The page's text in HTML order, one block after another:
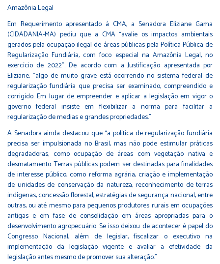
Amazônia Legal
Em Requerimento apresentado à CMA, a Senadora Eliziane Gama
(CIDADANIA-MA) pediu que a CMA “avalie os impactos ambientais
gerados pela ocupação ilegal de áreas públicas pela Política Pública de
Regularização Fundiária, com foco especial na Amazônia Legal, no
exercício de 2022”. De acordo com a Justificação apresentada por
Eliziane, “algo de muito grave está ocorrendo no sistema federal de
regularização fundiária que precisa ser examinado, compreendido e
corrigido. Em lugar de empreender e aplicar a legislação em vigor o
governo federal insiste em flexibilizar a norma para facilitar a
regularização de medias e grandes propriedades.”
A Senadora ainda destacou que “a política de regularização fundiária
precisa ser impulsionada no Brasil, mas não pode estimular práticas
degradadoras, como ocupação de áreas com vegetação nativa e
desmatamento. Terras públicas podem ser destinadas para finalidades
de interesse público, como reforma agrária, criação e implementação
de unidades de conservação da natureza, reconhecimento de terras
indígenas, concessão florestal, estratégias de segurança nacional, entre
outras, ou até mesmo para pequenos produtores rurais em ocupações
antigas e em fase de consolidação em áreas apropriadas para o
desenvolvimento agropecuário. Se isso deixou de acontecer é papel do
Congresso Nacional, além de legislar, fiscalizar o executivo na
implementação da legislação vigente e avaliar a efetividade da
legislação antes mesmo de promover sua alteração.”